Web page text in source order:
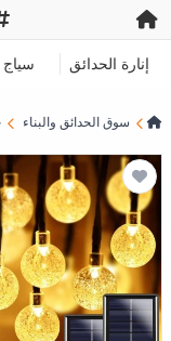
إنارة الحدائق سياج
سوق الحدائق والبناء